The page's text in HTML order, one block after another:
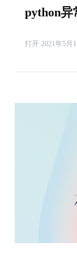
python异
打开 2021年5月